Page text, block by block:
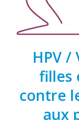
HPV /
filles
contre
aux